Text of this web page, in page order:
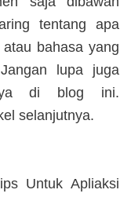
tentang apa
bahasa yang
lupa juga
di blog ini.
selanjutnya.
Untuk Apliaksi